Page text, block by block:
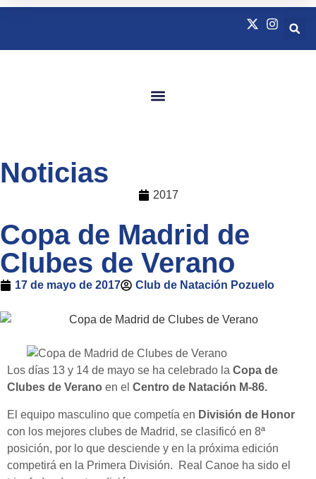
Noticias
2017
Copa de Madrid de
Clubes de Verano
17 de mayo de 2017 Club de Natación Pozuelo
Los días 13 y 14 de mayo se ha celebrado la Copa de
Clubes de Verano en el Centro de Natación M-86.
El equipo masculino que competía en División de Honor
con los mejores clubes de Madrid, se clasificó en 8ª
posición, por lo que desciende y en la próxima edición
competirá en la Primera División. Real Canoe ha sido el